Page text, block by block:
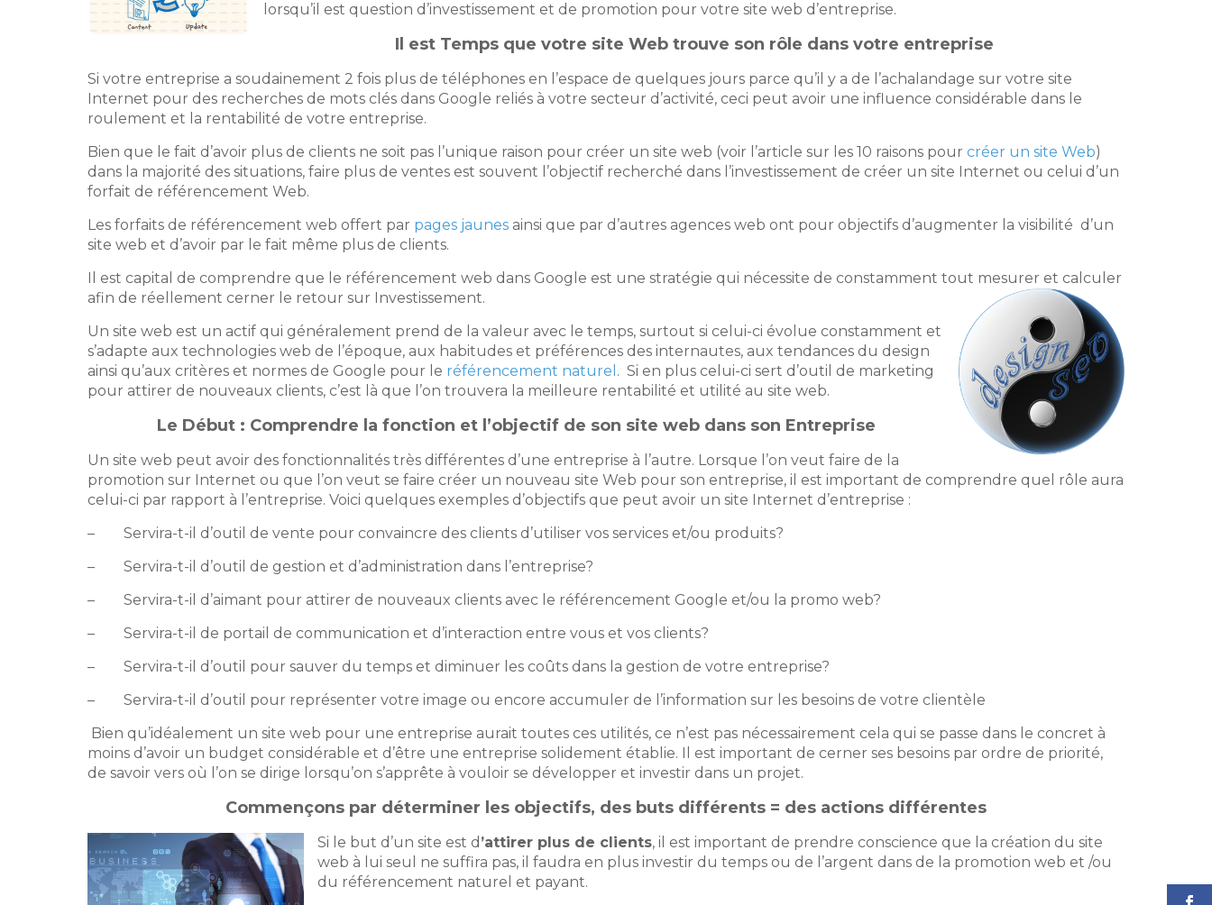
lorsqu’il est question d’investissement et de promotion pour votre site web d’entreprise.
Il est Temps que votre site Web trouve son rôle dans votre entreprise
Si votre entreprise a soudainement 2 fois plus de téléphones en l’espace de quelques jours parce qu’il y a de l’achalandage sur votre site
Internet pour des recherches de mots clés dans Google reliés à votre secteur d’activité, ceci peut avoir une influence considérable dans le
roulement et la rentabilité de votre entreprise.
Bien que le fait d’avoir plus de clients ne soit pas l’unique raison pour créer un site web (voir l’article sur les 10 raisons pour créer un site Web)
dans la majorité des situations, faire plus de ventes est souvent l’objectif recherché dans l’investissement de créer un site Internet ou celui d’un
forfait de référencement Web.
Les forfaits de référencement web offert par pages jaunes ainsi que par d’autres agences web ont pour objectifs d’augmenter la visibilité d’un
site web et d’avoir par le fait même plus de clients.
Il est capital de comprendre que le référencement web dans Google est une stratégie qui nécessite de constamment tout mesurer et calculer
afin de réellement cerner le retour sur Investissement.
Un site web est un actif qui généralement prend de la valeur avec le temps, surtout si celui-ci évolue constamment et
s’adapte aux technologies web de l’époque, aux habitudes et préférences des internautes, aux tendances du design
ainsi qu’aux critères et normes de Google pour le référencement naturel . Si en plus celui-ci sert d’outil de marketing
pour attirer de nouveaux clients, c’est là que l’on trouvera la meilleure rentabilité et utilité au site web.
Le Début : Comprendre la fonction et l’objectif de son site web dans son Entreprise
Un site web peut avoir des fonctionnalités très différentes d’une entreprise à l’autre. Lorsque l’on veut faire de la
promotion sur Internet ou que l’on veut se faire créer un nouveau site Web pour son entreprise, il est important de comprendre quel rôle aura
celui-ci par rapport à l’entreprise. Voici quelques exemples d’objectifs que peut avoir un site Internet d’entreprise :
– Servira-t-il d’outil de vente pour convaincre des clients d’utiliser vos services et/ou produits?
– Servira-t-il d’outil de gestion et d’administration dans l’entreprise?
– Servira-t-il d’aimant pour attirer de nouveaux clients avec le référencement Google et/ou la promo web?
– Servira-t-il de portail de communication et d’interaction entre vous et vos clients?
– Servira-t-il d’outil pour sauver du temps et diminuer les coûts dans la gestion de votre entreprise?
– Servira-t-il d’outil pour représenter votre image ou encore accumuler de l’information sur les besoins de votre clientèle
Bien qu’idéalement un site web pour une entreprise aurait toutes ces utilités, ce n’est pas nécessairement cela qui se passe dans le concret à
moins d’avoir un budget considérable et d’être une entreprise solidement établie. Il est important de cerner ses besoins par ordre de priorité,
de savoir vers où l’on se dirige lorsqu’on s’apprête à vouloir se développer et investir dans un projet.
Commençons par déterminer les objectifs, des buts différents = des actions différentes
Si le but d’un site est d ’attirer plus de clients, il est important de prendre conscience que la création du site
web à lui seul ne suffira pas, il faudra en plus investir du temps ou de l’argent dans de la promotion web et /ou
du référencement naturel et payant.